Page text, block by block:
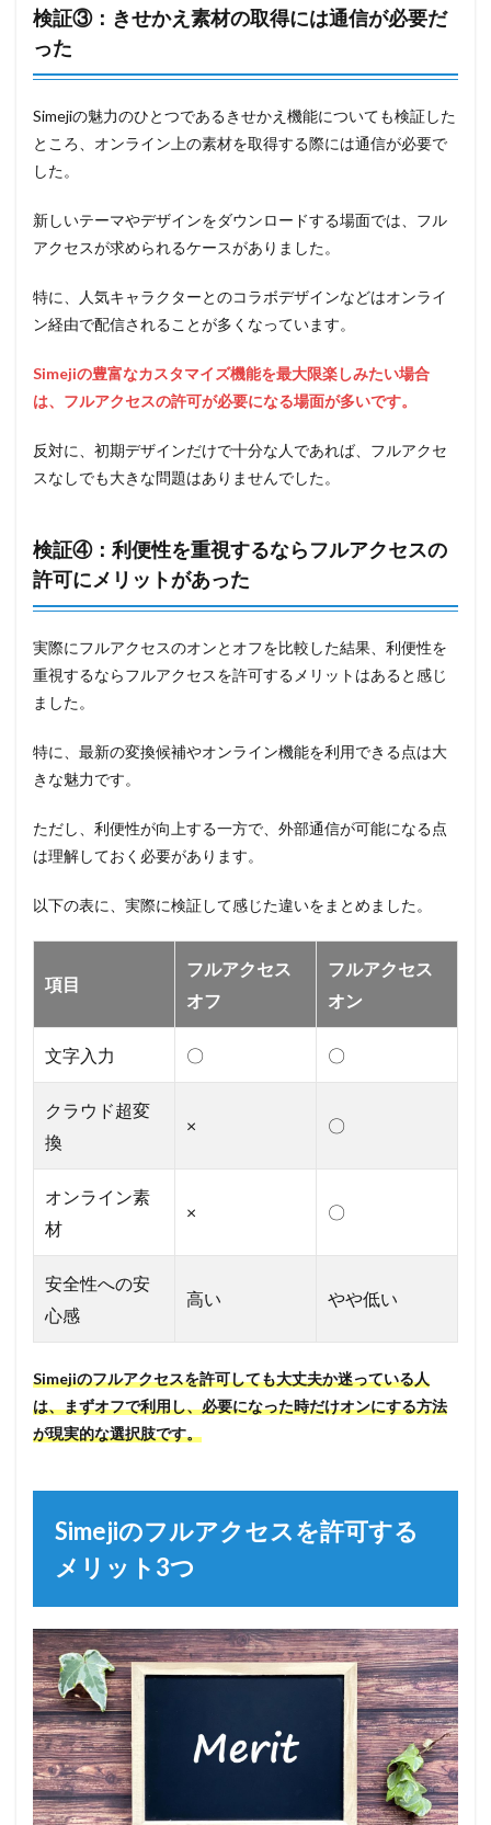
検証③：きせかえ素材の取得には通信が必要だ
った
Simejiの魅力のひとつであるきせかえ機能についても検証した
ところ、オンライン上の素材を取得する際には通信が必要で
した。
新しいテーマやデザインをダウンロードする場面では、フル
アクセスが求められるケースがありました。
特に、人気キャラクターとのコラボデザインなどはオンライ
ン経由で配信されることが多くなっています。
Simejiの豊富なカスタマイズ機能を最大限楽しみたい場合
は、フルアクセスの許可が必要になる場面が多いです。
反対に、初期デザインだけで十分な人であれば、フルアクセ
スなしでも大きな問題はありませんでした。
検証④：利便性を重視するならフルアクセスの
許可にメリットがあった
実際にフルアクセスのオンとオフを比較した結果、利便性を
重視するならフルアクセスを許可するメリットはあると感じ
ました。
特に、最新の変換候補やオンライン機能を利用できる点は大
きな魅力です。
ただし、利便性が向上する一方で、外部通信が可能になる点
は理解しておく必要があります。
以下の表に、実際に検証して感じた違いをまとめました。
項目
フルアクセス
オフ
フルアクセス
オン
文字入力 〇 〇
クラウド超変
換
× 〇
オンライン素
材
× 〇
安全性への安
心感
高い やや低い
Simejiのフルアクセスを許可しても大丈夫か迷っている人
は、まずオフで利用し、必要になった時だけオンにする方法
が現実的な選択肢です。
Simejiのフルアクセスを許可する
メリット3つ